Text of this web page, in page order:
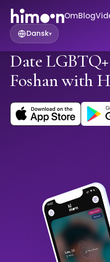
OmBlog
Dansk▾
Date
Foshan with